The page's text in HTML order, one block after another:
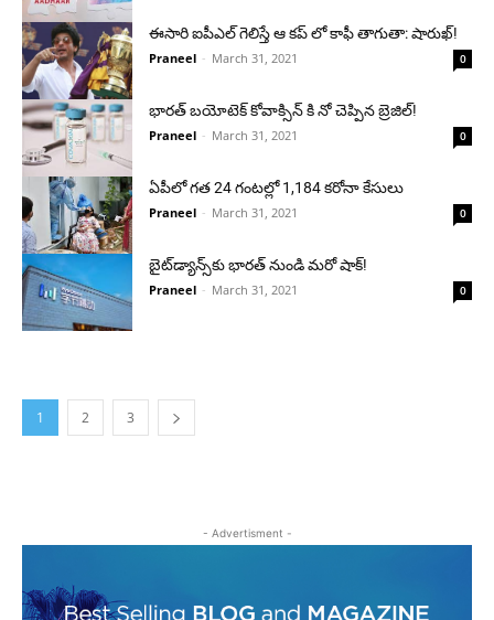
ఈసారి ఐపీఎల్ గెలిస్తే ఆ కప్ లో కాఫీ తాగుతా: షారుఖ్!
Praneel - March 31, 2021 0
భారత్ బయోటెక్ కోవాక్సిన్ కి నో చెప్పిన బ్రెజిల్!
Praneel - March 31, 2021 0
ఏపీలో గత 24 గంటల్లో 1,184 కరోనా కేసులు
Praneel - March 31, 2021 0
బైట్‌డ్యాన్స్‌కు భారత్ నుండి మరో షాక్!
Praneel - March 31, 2021 0
1 2 3
- Advertisment -